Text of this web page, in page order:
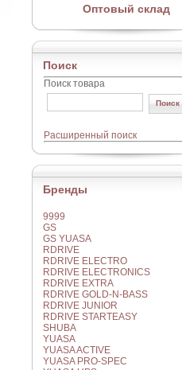
Оптовый склад
Поиск
Поиск товара
Расширенный поиск
Бренды
9999
GS
GS YUASA
RDRIVE
RDRIVE ELECTRO
RDRIVE ELECTRONICS
RDRIVE EXTRA
RDRIVE GOLD-N-BASS
RDRIVE JUNIOR
RDRIVE STARTEASY
SHUBA
YUASA
YUASA ACTIVE
YUASA PRO-SPEC